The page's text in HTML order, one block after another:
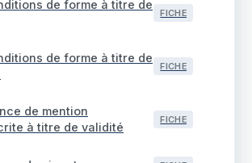
de forme à titre de
FICHE
de forme à titre de
FICHE
de mention
à titre de validité
FICHE